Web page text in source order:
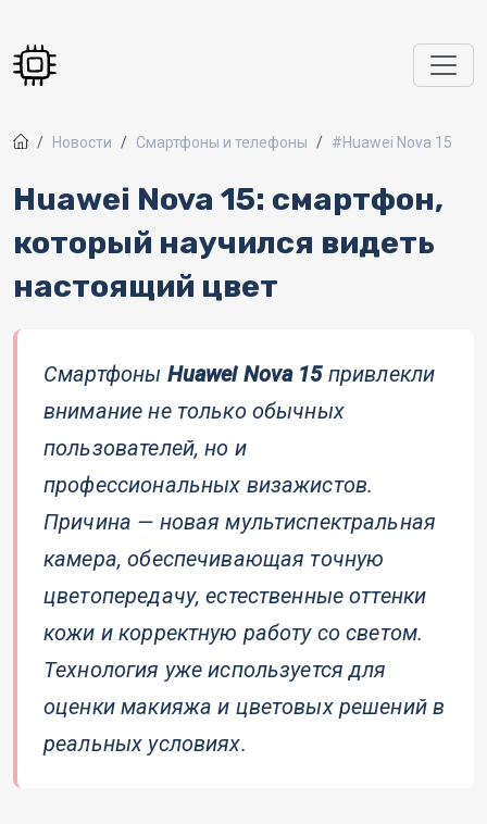
Новости Смартфоны и телефоны #Huawei Nova 15
Huawei Nova 15: смартфон,
который научился видеть
настоящий цвет
Смартфоны Huawei Nova 15привлекли
внимание не только обычных
пользователей, но и
профессиональных визажистов.
Причина — новая мультиспектральная
камера, обеспечивающая точную
цветопередачу, естественные оттенки
кожи и корректную работу со светом.
Технология уже используется для
оценки макияжа и цветовых решений в
реальных условиях.